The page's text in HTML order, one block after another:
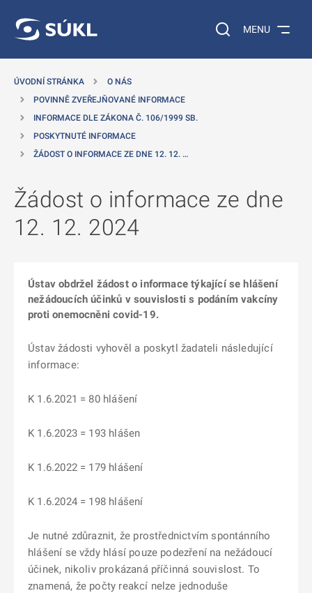
Vyhledávání na
MENU
ÚVODNÍ STRÁNKA
O NÁS
POVINNĚ ZVEŘEJŇOVANÉ INFORMACE
INFORMACE DLE ZÁKONA Č. 106/1999 SB.
POSKYTNUTÉ INFORMACE
ŽÁDOST O INFORMACE ZE DNE 12. 12. …
Žádost o informace ze dne
12. 12. 2024
Ústav obdržel žádost o informace týkající se hlášení
nežádoucích účinků v souvislosti s podáním vakcíny
proti onemocněni covid-19.
Ústav žádosti vyhověl a poskytl žadateli následující
informace:
K 1.6.2021 = 80 hlášení
K 1.6.2023 = 193 hlášen
K 1.6.2022 = 179 hlášení
K 1.6.2024 = 198 hlášení
Je nutné zdůraznit, že prostřednictvím spontánního
hlášení se vždy hlásí pouze podezření na nežádoucí
účinek, nikoliv prokázaná příčinná souvislost. To
znamená, že počty reakcí nelze jednoduše